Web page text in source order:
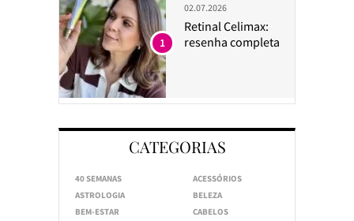
02.07.2026
Retinal Celimax:
resenha completa
1
CATEGORIAS
40 SEMANAS
ACESSÓRIOS
ASTROLOGIA
BELEZA
BEM-ESTAR
CABELOS